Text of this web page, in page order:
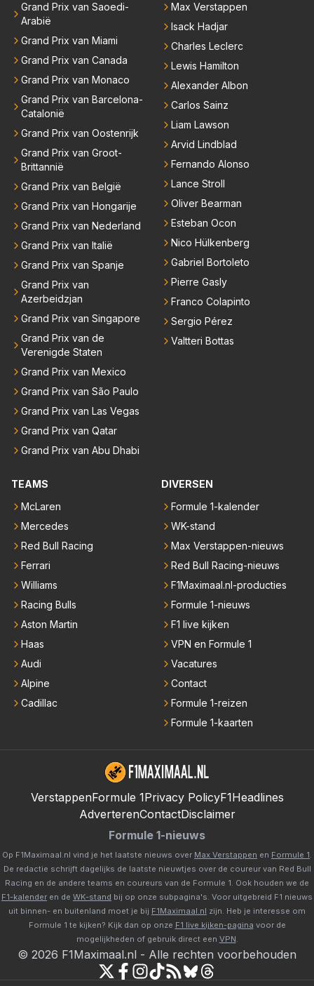
Grand Prix van Saoedi-
Arabië
Grand Prix van Miami
Grand Prix van Canada
Grand Prix van Monaco
Grand Prix van Barcelona-
Catalonië
Grand Prix van Oostenrijk
Grand Prix van Groot-
Brittannië
Grand Prix van België
Grand Prix van Hongarije
Grand Prix van Nederland
Grand Prix van Italië
Grand Prix van Spanje
Grand Prix van
Azerbeidzjan
Grand Prix van Singapore
Grand Prix van de
Verenigde Staten
Grand Prix van Mexico
Grand Prix van São Paulo
Grand Prix van Las Vegas
Grand Prix van Qatar
Grand Prix van Abu Dhabi
Max Verstappen
Isack Hadjar
Charles Leclerc
Lewis Hamilton
Alexander Albon
Carlos Sainz
Liam Lawson
Arvid Lindblad
Fernando Alonso
Lance Stroll
Oliver Bearman
Esteban Ocon
Nico Hülkenberg
Gabriel Bortoleto
Pierre Gasly
Franco Colapinto
Sergio Pérez
Valtteri Bottas
TEAMS
McLaren
Mercedes
Red Bull Racing
Ferrari
Williams
Racing Bulls
Aston Martin
Haas
Audi
Alpine
Cadillac
DIVERSEN
Formule 1-kalender
WK-stand
Max Verstappen-nieuws
Red Bull Racing-nieuws
F1Maximaal.nl-producties
Formule 1-nieuws
F1 live kijken
VPN en Formule 1
Vacatures
Contact
Formule 1-reizen
Formule 1-kaarten
VerstappenFormule 1Privacy PolicyF1Headlines
AdverterenContactDisclaimer
Formule 1-nieuws
Op F1Maximaal.nl vind je het laatste nieuws over Max Verstappen en Formule 1.
De redactie schrijft dagelijks de laatste nieuwtjes over de coureur van Red Bull
Racing en de andere teams en coureurs van de Formule 1. Ook houden we de
F1-kalender en de WK-stand bij op onze subpagina's. Voor uitgebreid F1 nieuws
uit binnen- en buitenland moet je bij F1Maximaal.nl zijn. Heb je interesse om
Formule 1 te kijken? Kijk dan op onze F1 live kijken-pagina voor de
mogelijkheden of gebruik direct een VPN.
© 2026 F1Maximaal.nl - Alle rechten voorbehouden